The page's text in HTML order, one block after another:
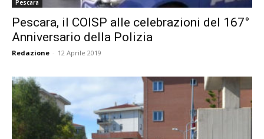
Pescara
Pescara, il COISP alle celebrazioni del 167°
Anniversario della Polizia
Redazione - 12 Aprile 2019